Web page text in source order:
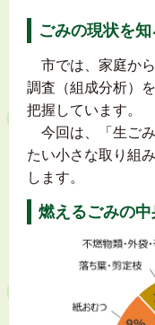
ごみの現状を
市では、家庭か
調査（組成分析）
把握しています。
今回は、「生ご
たい小さな取り組
します。
燃えるごみの中